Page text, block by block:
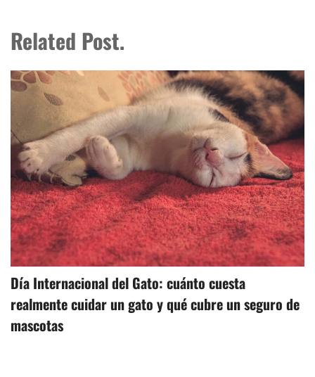
Related Post.
Día Internacional del Gato: cuánto cuesta
realmente cuidar un gato y qué cubre un seguro de
mascotas